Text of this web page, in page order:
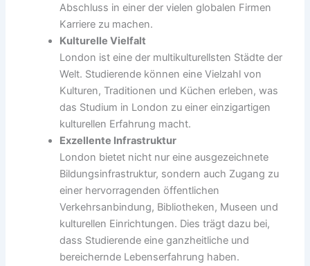
Abschluss in einer der vielen globalen Firmen
Karriere zu machen.
Kulturelle Vielfalt
London ist eine der multikulturellsten Städte der
Welt. Studierende können eine Vielzahl von
Kulturen, Traditionen und Küchen erleben, was
das Studium in London zu einer einzigartigen
kulturellen Erfahrung macht.
Exzellente Infrastruktur
London bietet nicht nur eine ausgezeichnete
Bildungsinfrastruktur, sondern auch Zugang zu
einer hervorragenden öffentlichen
Verkehrsanbindung, Bibliotheken, Museen und
kulturellen Einrichtungen. Dies trägt dazu bei,
dass Studierende eine ganzheitliche und
bereichernde Lebenserfahrung haben.